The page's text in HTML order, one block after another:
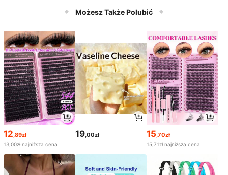
Możesz Także Polubić
12 ,89zł
13,00zł najniższa cena
19,00zł 15 ,70zł
15,71zł najniższa cena